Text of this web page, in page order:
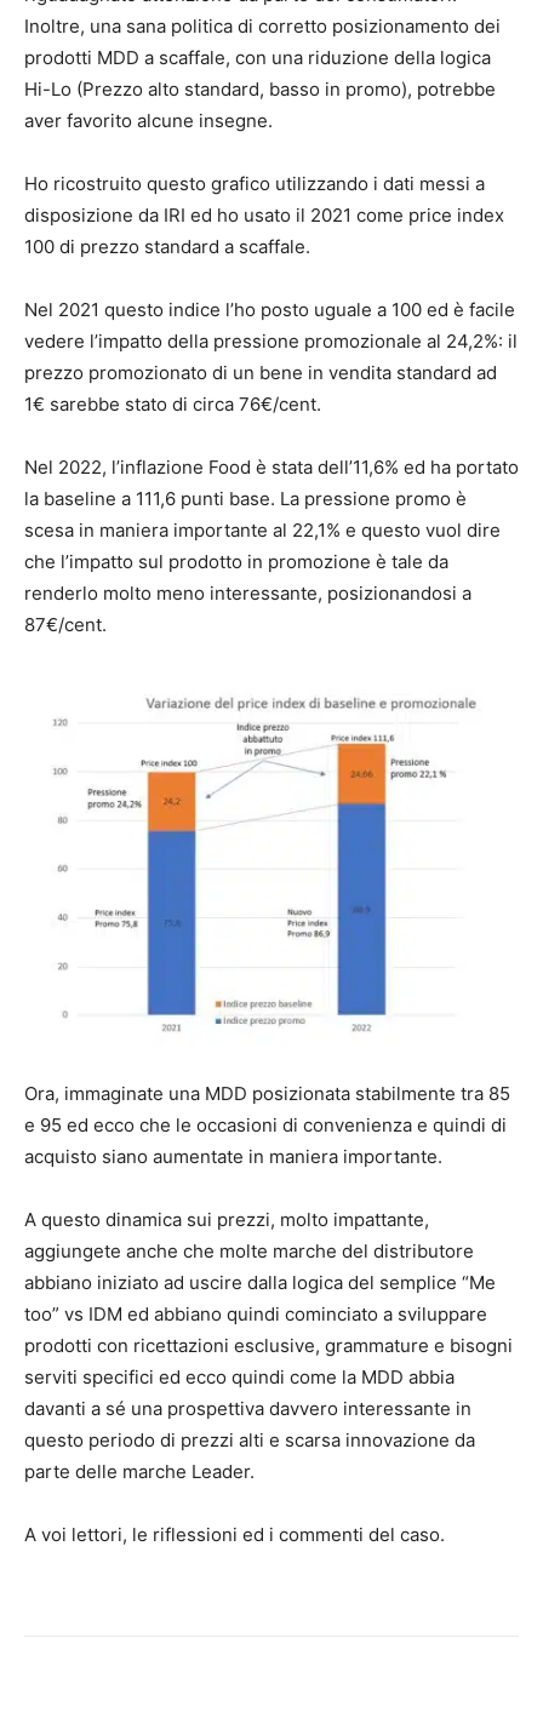
Inoltre, una sana politica di corretto posizionamento dei
prodotti MDD a scaffale, con una riduzione della logica
Hi-Lo (Prezzo alto standard, basso in promo), potrebbe
aver favorito alcune insegne.
Ho ricostruito questo grafico utilizzando i dati messi a
disposizione da IRI ed ho usato il 2021 come price index
100 di prezzo standard a scaffale.
Nel 2021 questo indice l’ho posto uguale a 100 ed è facile
vedere l’impatto della pressione promozionale al 24,2%: il
prezzo promozionato di un bene in vendita standard ad
1€ sarebbe stato di circa 76€/cent.
Nel 2022, l’inflazione Food è stata dell’11,6% ed ha portato
la baseline a 111,6 punti base. La pressione promo è
scesa in maniera importante al 22,1% e questo vuol dire
che l’impatto sul prodotto in promozione è tale da
renderlo molto meno interessante, posizionandosi a
87€/cent.
Ora, immaginate una MDD posizionata stabilmente tra 85
e 95 ed ecco che le occasioni di convenienza e quindi di
acquisto siano aumentate in maniera importante.
A questo dinamica sui prezzi, molto impattante,
aggiungete anche che molte marche del distributore
abbiano iniziato ad uscire dalla logica del semplice “Me
too” vs IDM ed abbiano quindi cominciato a sviluppare
prodotti con ricettazioni esclusive, grammature e bisogni
serviti specifici ed ecco quindi come la MDD abbia
davanti a sé una prospettiva davvero interessante in
questo periodo di prezzi alti e scarsa innovazione da
parte delle marche Leader.
A voi lettori, le riflessioni ed i commenti del caso.